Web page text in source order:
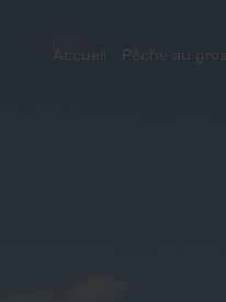
Accueil Pêche au gros